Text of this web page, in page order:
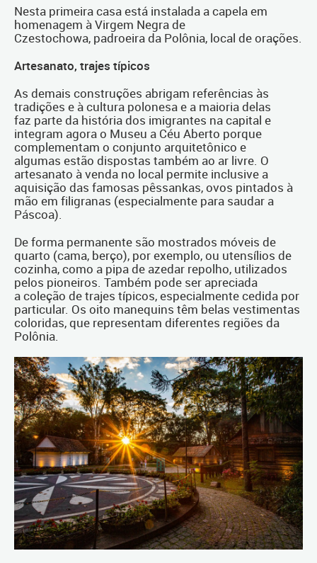
Nesta primeira casa está instalada a capela em
homenagem à Virgem Negra de
Czestochowa, padroeira da Polônia, local de orações.
Artesanato, trajes típicos
As demais construções abrigam referências às
tradições e à cultura polonesa e a maioria delas
faz parte da história dos imigrantes na capital e
integram agora o Museu a Céu Aberto porque
complementam o conjunto arquitetônico e
algumas estão dispostas também ao ar livre. O
artesanato à venda no local permite inclusive a
aquisição das famosas pêssankas, ovos pintados à
mão em filigranas (especialmente para saudar a
Páscoa).
De forma permanente são mostrados móveis de
quarto (cama, berço), por exemplo, ou utensílios de
cozinha, como a pipa de azedar repolho, utilizados
pelos pioneiros. Também pode ser apreciada
a coleção de trajes típicos, especialmente cedida por
particular. Os oito manequins têm belas vestimentas
coloridas, que representam diferentes regiões da
Polônia.